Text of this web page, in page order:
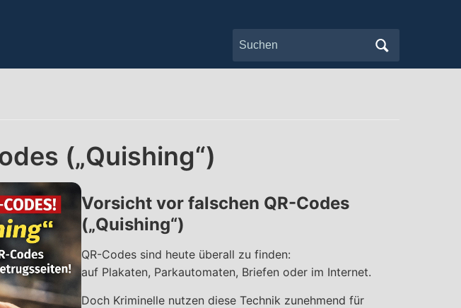
Search
for:
(„Quishing“)
Vorsicht vor falschen QR-Codes
(„Quishing“)
QR-Codes sind heute überall zu finden:
auf Plakaten, Parkautomaten, Briefen oder im Internet.
Doch Kriminelle nutzen diese Technik zunehmend für